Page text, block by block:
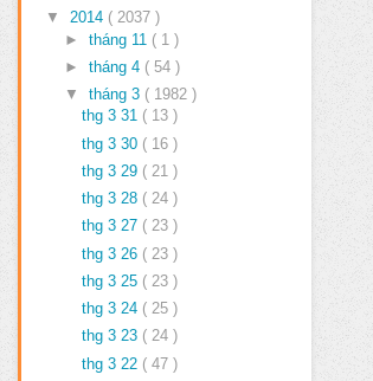
▼ 2014 ( 2037 )
► tháng 11 ( 1 )
► tháng 4 ( 54 )
▼ tháng 3 ( 1982 )
thg 3 31 ( 13 )
thg 3 30 ( 16 )
thg 3 29 ( 21 )
thg 3 28 ( 24 )
thg 3 27 ( 23 )
thg 3 26 ( 23 )
thg 3 25 ( 23 )
thg 3 24 ( 25 )
thg 3 23 ( 24 )
thg 3 22 ( 47 )